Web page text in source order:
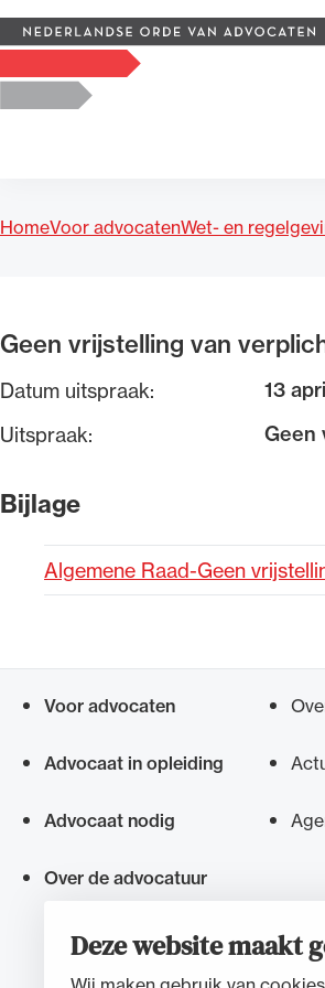
Deze website maakt
Logo, to the homepage
HomeVoor advocatenWet- en
Geen vrijstelling van
Datum uitspraak: 13
Uitspraak: Geen
Bijlage
Algemene Raad-Geen
Voor advocaten
Advocaat in opleiding
Advocaat nodig
Over de advocatuur
Alle wet- en
(Voda) en